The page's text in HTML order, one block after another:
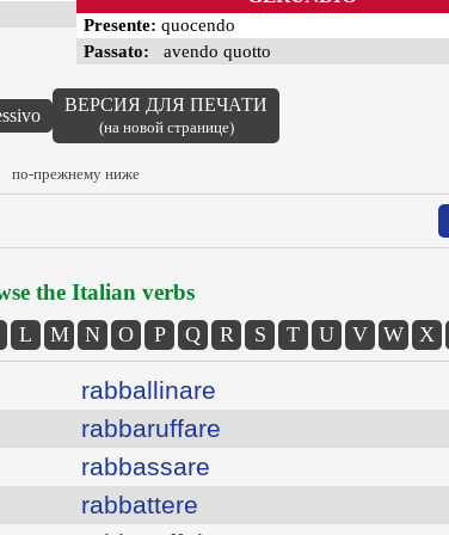
Presente: quocendo
Passato: avendo quotto
ВЕРСИЯ ДЛЯ ПЕЧАТИ
(на новой странице)
по-прежнему ниже
the Italian verbs
L M N O P Q R S T U V W X
rabballinare
rabbaruffare
rabbassare
rabbattere